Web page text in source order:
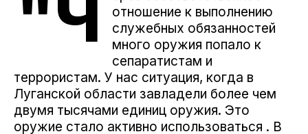
"Ч
отношение к выполнению
служебных обязанностей
много оружия попало к
сепаратистам и
террористам. У нас ситуация, когда в
Луганской области завладели более чем
двумя тысячами единиц оружия. Это
оружие стало активно использоваться . В